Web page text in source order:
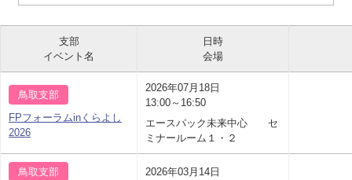
支部
イベント名
日時
会場
鳥取支部
FPフォーラムinくらよし
2026
2026年07月18日
13:00～16:50
エースパック未来中心 セ
ミナールーム１・２
鳥取支部
2026年03月14日